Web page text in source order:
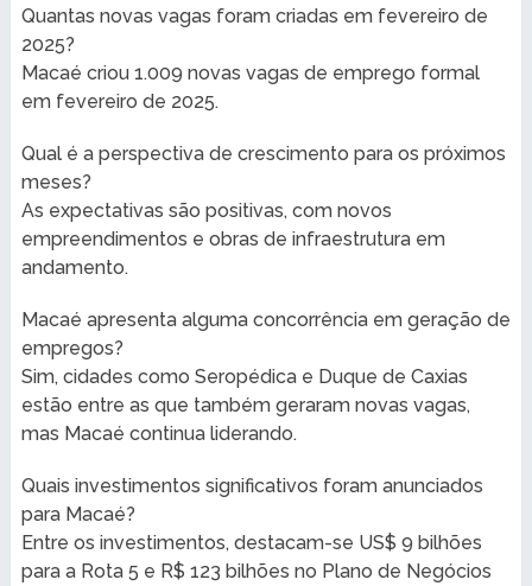
Quantas novas vagas foram criadas em fevereiro de
2025?
Macaé criou 1.009 novas vagas de emprego formal
em fevereiro de 2025.
Qual é a perspectiva de crescimento para os próximos
meses?
As expectativas são positivas, com novos
empreendimentos e obras de infraestrutura em
andamento.
Macaé apresenta alguma concorrência em geração de
empregos?
Sim, cidades como Seropédica e Duque de Caxias
estão entre as que também geraram novas vagas,
mas Macaé continua liderando.
Quais investimentos significativos foram anunciados
para Macaé?
Entre os investimentos, destacam-se US$ 9 bilhões
para a Rota 5 e R$ 123 bilhões no Plano de Negócios